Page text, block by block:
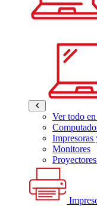
Ver todo
Monitores